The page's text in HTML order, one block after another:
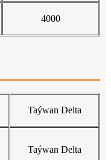
4000
Taýwan Delta
Taýwan Delta